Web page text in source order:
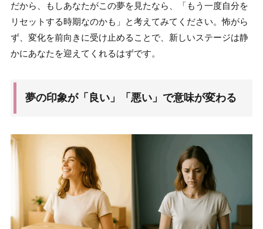
だから、もしあなたがこの夢を見たなら、「もう一度自分を
リセットする時期なのかも」と考えてみてください。怖がら
ず、変化を前向きに受け止めることで、新しいステージは静
かにあなたを迎えてくれるはずです。
夢の印象が「良い」「悪い」で意味が変わる